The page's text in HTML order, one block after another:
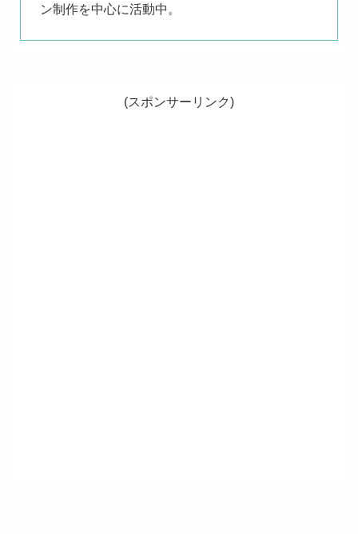
ン制作を中心に活動中。
(スポンサーリンク)